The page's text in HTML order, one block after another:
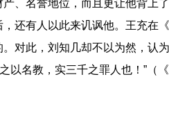
、名誉地位，而且更让他背上
，还有人以此来讥讽他。王充在
对此，刘知几却不以为然，认
以名教，实三千之罪人也！”（